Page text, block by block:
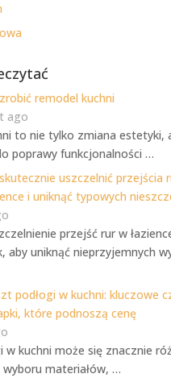
remodel kuchni
ago
to nie tylko zmiana estetyki,
poprawy funkcjonalności …
uszczelnić przejścia
i uniknąć typowych
przejść rur w
aby uniknąć nieprzyjemnych
podłogi w kuchni: kluczowe
które podnoszą cenę
w kuchni może się znacznie
wyboru materiałów, …